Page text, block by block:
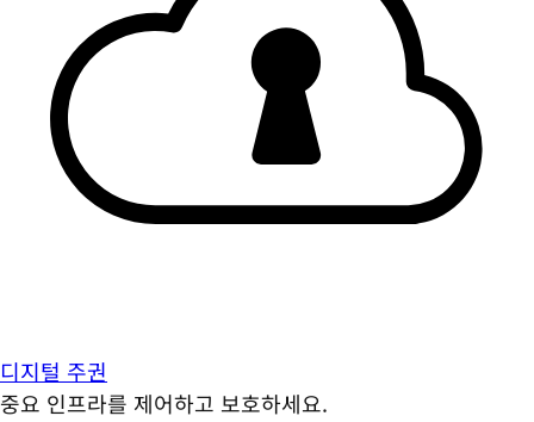
디지털 주권
중요 인프라를 제어하고 보호하세요.